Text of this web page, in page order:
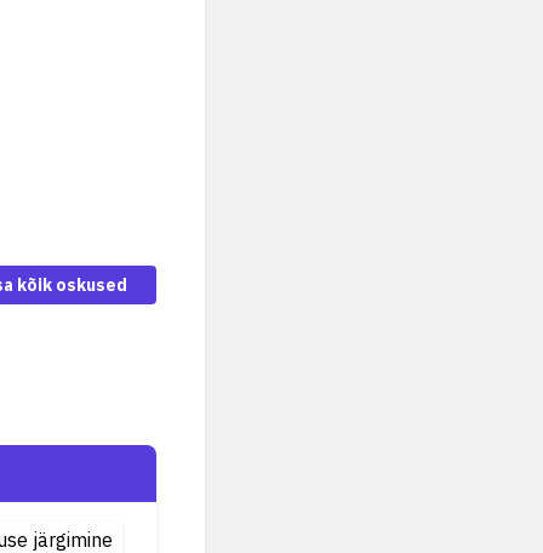
kõik oskused
järgimine